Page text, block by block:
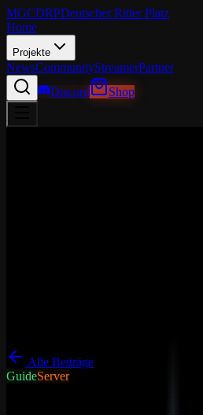
MGCDRPDeutscher Ritter Platz
Home
Projekte
NewsCommunityStreamerPartner
Discord
Shop
Alle Beiträge
GuideServerDRP Gameserver News